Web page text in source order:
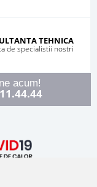
TEHNICA
de specialistii nostri
acum!